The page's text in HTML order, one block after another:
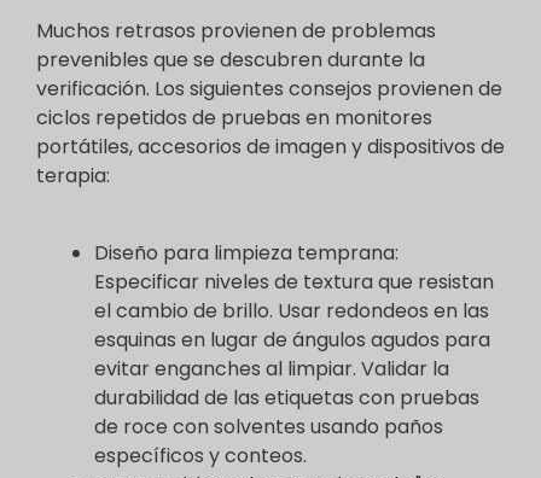
Muchos retrasos provienen de problemas
prevenibles que se descubren durante la
verificación. Los siguientes consejos provienen de
ciclos repetidos de pruebas en monitores
portátiles, accesorios de imagen y dispositivos de
terapia:
Diseño para limpieza temprana:
Especificar niveles de textura que resistan
el cambio de brillo. Usar redondeos en las
esquinas en lugar de ángulos agudos para
evitar enganches al limpiar. Validar la
durabilidad de las etiquetas con pruebas
de roce con solventes usando paños
específicos y conteos.